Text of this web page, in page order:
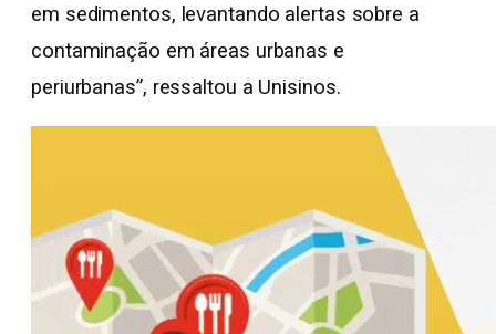
em sedimentos, levantando alertas sobre a
contaminação em áreas urbanas e
periurbanas”, ressaltou a Unisinos.